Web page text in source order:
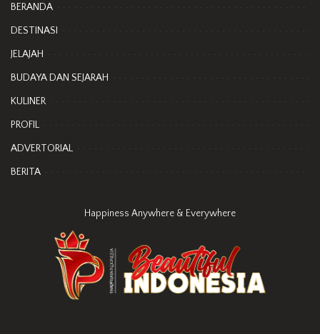
BERANDA
DESTINASI
JELAJAH
BUDAYA DAN SEJARAH
KULINER
PROFIL
ADVERTORIAL
BERITA
Happiness Anywhere & Everywhere